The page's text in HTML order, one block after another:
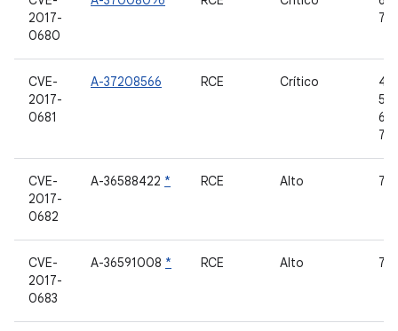
2017-
0680
CVE-
2017-
0681
A-37208566 RCE Crítico
CVE-
2017-
0682
A-36588422 * RCE Alto
CVE-
2017-
0683
A-36591008 * RCE Alto